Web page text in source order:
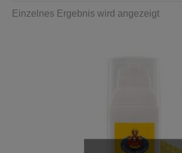
Einzelnes Ergebnis wird angezeigt